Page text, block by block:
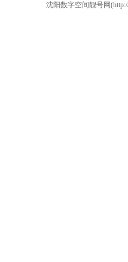
沈阳数字空间靓号网